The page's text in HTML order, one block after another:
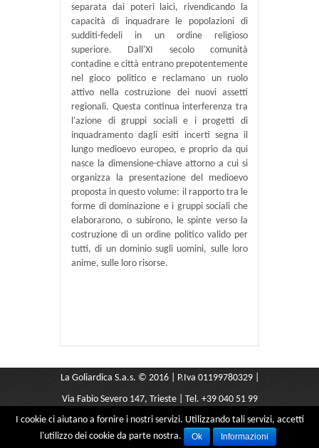
separata dai poteri laici, rivendicando la
capacità di inquadrare le popolazioni di
sudditi-fedeli in un ordine religioso
superiore. Dall'XI secolo comunità
contadine e città entrano prepotentemente
nel gioco politico e reclamano un ruolo
attivo nella costruzione dei nuovi assetti
regionali. Questa continua interferenza tra
l'azione di gruppi sociali e i progetti di
inquadramento dagli esiti incerti segna il
lungo medioevo europeo, e proprio da qui
nasce la dimensione-chiave attorno a cui si
organizza la presentazione del medioevo
proposta in questo volume: il rapporto tra le
forme di dominazione e i gruppi sociali che
elaborarono, o subirono, le spinte verso la
costruzione di un ordine politico valido per
tutti, di un dominio sugli uomini, sulle loro
anime, sulle loro risorse.
La Goliardica S.a.s. © 2016 | P.Iva 01199780329 |
Via Fabio Severo 147, Trieste | Tel. +39 040 51 99
291 |libreriagoliardica@yahoo.it
Credits Imagina Advisor
I cookie ci aiutano a fornire i nostri servizi. Utilizzando tali servizi, accetti
l'utilizzo dei cookie da parte nostra.
Ok Informazioni